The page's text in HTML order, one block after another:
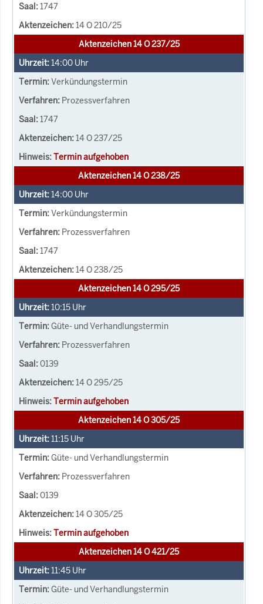
1747
14 O 210/25
Aktenzeichen 14 O 237/25
14:00 Uhr
Verkündungstermin
Prozessverfahren
1747
14 O 237/25
Termin aufgehoben
Aktenzeichen 14 O 238/25
14:00 Uhr
Verkündungstermin
Prozessverfahren
1747
14 O 238/25
Aktenzeichen 14 O 295/25
10:15 Uhr
Güte- und Verhandlungstermin
Prozessverfahren
0139
14 O 295/25
Termin aufgehoben
Aktenzeichen 14 O 305/25
11:15 Uhr
Güte- und Verhandlungstermin
Prozessverfahren
0139
14 O 305/25
Termin aufgehoben
Aktenzeichen 14 O 421/25
11:45 Uhr
Güte- und Verhandlungstermin